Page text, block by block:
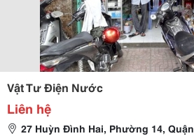
Vật Tư Điện Nước
Liên hệ
27 Huỳn Đình Hai, Phường 14,